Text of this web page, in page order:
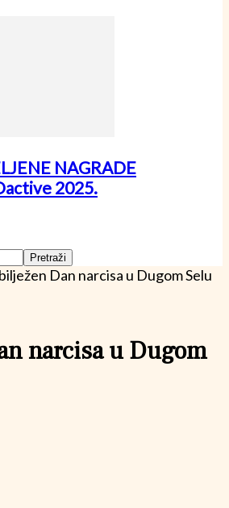
NAGRADE
2025.
Dan narcisa u Dugom Selu
narcisa u Dugom